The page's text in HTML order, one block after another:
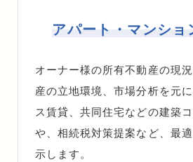
アパート・マンショ
オーナー様の所有不動産の現
産の立地環境、市場分析を元
ス賃貸、共同住宅などの建築
や、相続税対策提案など、最
示します。